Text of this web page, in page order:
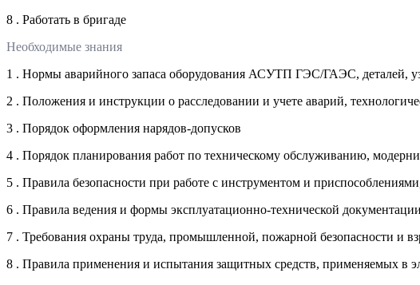
8 . Работать в бригаде
Необходимые знания
1 . Нормы аварийного запаса оборудования АСУТП ГЭС/ГАЭС, деталей,
2 . Положения и инструкции о расследовании и учете аварий,
3 . Порядок оформления нарядов-допусков
4 . Порядок планирования работ по техническому обслуживанию,
5 . Правила безопасности при работе с инструментом и
6 . Правила ведения и формы эксплуатационно-технической
7 . Требования охраны труда, промышленной, пожарной безопасности и
8 . Правила применения и испытания защитных средств, применяемых в